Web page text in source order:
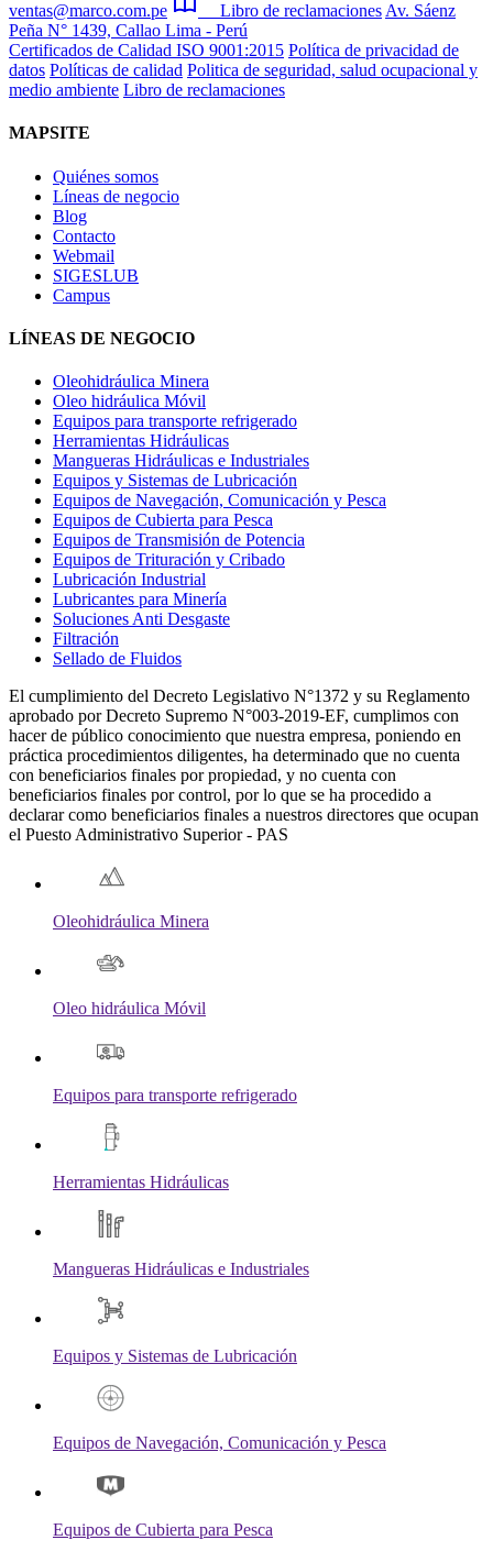
ventas@marco.com.pe
Libro de reclamaciones Av. Sáenz
Peña N° 1439, Callao Lima - Perú
Certificados de Calidad ISO 9001:2015 Política de privacidad de
datos Políticas de calidad Politica de seguridad, salud ocupacional y
medio ambiente Libro de reclamaciones
MAPSITE
Quiénes somos
Líneas de negocio
Blog
Contacto
Webmail
SIGESLUB
Campus
LÍNEAS DE NEGOCIO
Oleohidráulica Minera
Oleo hidráulica Móvil
Equipos para transporte refrigerado
Herramientas Hidráulicas
Mangueras Hidráulicas e Industriales
Equipos y Sistemas de Lubricación
Equipos de Navegación, Comunicación y Pesca
Equipos de Cubierta para Pesca
Equipos de Transmisión de Potencia
Equipos de Trituración y Cribado
Lubricación Industrial
Lubricantes para Minería
Soluciones Anti Desgaste
Filtración
Sellado de Fluidos
El cumplimiento del Decreto Legislativo N°1372 y su Reglamento
aprobado por Decreto Supremo N°003-2019-EF, cumplimos con
hacer de público conocimiento que nuestra empresa, poniendo en
práctica procedimientos diligentes, ha determinado que no cuenta
con beneficiarios finales por propiedad, y no cuenta con
beneficiarios finales por control, por lo que se ha procedido a
declarar como beneficiarios finales a nuestros directores que ocupan
el Puesto Administrativo Superior - PAS
Oleohidráulica Minera
Oleo hidráulica Móvil
Equipos para transporte refrigerado
Herramientas Hidráulicas
Mangueras Hidráulicas e Industriales
Equipos y Sistemas de Lubricación
Equipos de Navegación, Comunicación y Pesca
Equipos de Cubierta para Pesca